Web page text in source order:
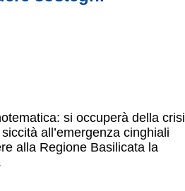
si occuperà della crisi
all’emergenza cinghiali
alla Regione Basilicata la